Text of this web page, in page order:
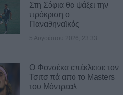
Στη Σόφια θα ψάξει την
πρόκριση ο
Παναθηναϊκός
5 Αυγούστου 2026, 23:33
Ο Φονσέκα απέκλεισε τον
Τσιτσιπά από το Masters
του Μόντρεαλ